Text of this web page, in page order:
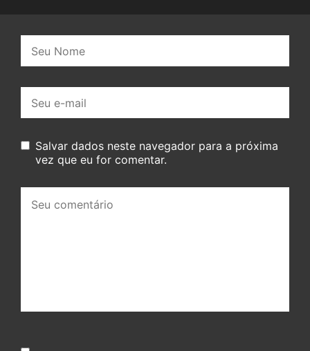
mail:
Salvar dados neste navegador para a próxima
vez que eu for comentar.
comentário: